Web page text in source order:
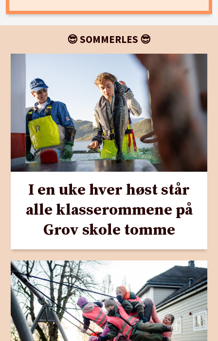
😎 SOMMERLES 😎
I en uke hver høst står
alle klasserommene på
Grov skole tomme